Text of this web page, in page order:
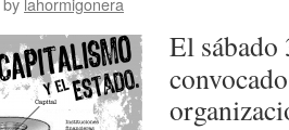
El sábado